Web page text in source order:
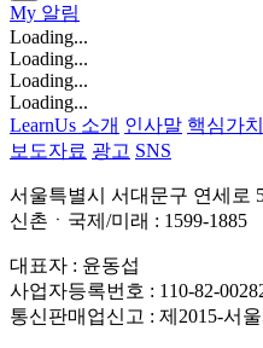
My 알림
Loading...
Loading...
Loading...
Loading...
LearnUs 소개 인사말 핵심가치
보도자료 광고 SNS
서울특별시 서대문구 연세로
신촌ㆍ국제/미래 : 1599-1885
대표자 : 윤동섭
사업자등록번호 : 110-82-
통신판매업신고 : 제2015-서